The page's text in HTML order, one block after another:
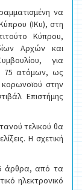
να
(ΙΚυ), στη
Κύπρου,
Αρχών και
για
75 ατόμων, ως
στην
Επιστήμης
τελικού θα
Η σχετική
άρθρα, από τα
ηλεκτρονικό